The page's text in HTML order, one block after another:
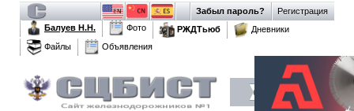
Регистрация
Забыл пароль?
Балуев Н.Н.
Фото РЖДТьюб
Дневники
Файлы
Объявления